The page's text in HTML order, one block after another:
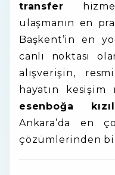
transfer
ulaşmanın en
Başkent’in en
canlı noktası
alışverişin,
hayatın
esenboğa
Ankara’da en
çözümlerinden